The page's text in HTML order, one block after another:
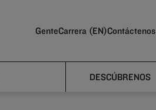
GenteCarrera (EN)Contáctenos
DESCÚBRENOS